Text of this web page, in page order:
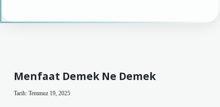
Menfaat Demek Ne Demek
Tarih: Temmuz 19, 2025